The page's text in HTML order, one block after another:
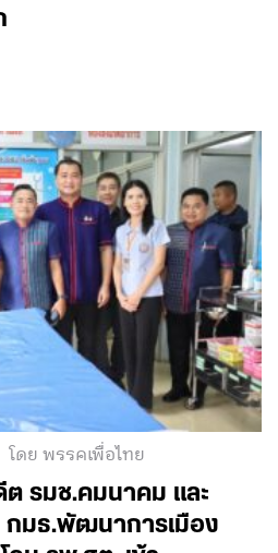
โดย พรรคเพื่อไทย
ต รมช.คมนาคม และ
มธ.พัฒนาการเมือง